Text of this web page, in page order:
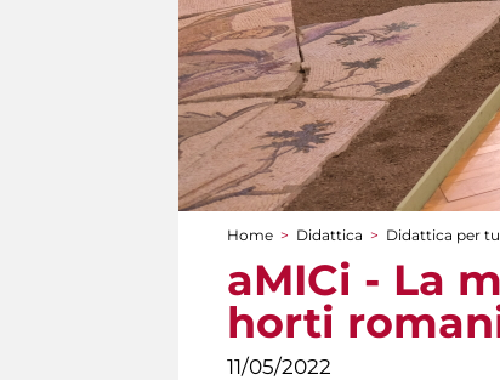
Tu sei qui
Home > Didattica > Didattica per
aMICi - La
horti
11/05/2022